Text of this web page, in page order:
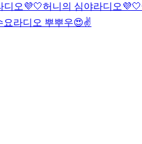
디오💜🤍허니의 심야라디오
요라디오 뿌뿌우😍✌️